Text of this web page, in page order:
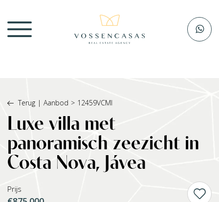
Terug | Aanbod > 12459VCMI
Luxe villa met
panoramisch zeezicht in
Costa Nova, Jávea
Prijs